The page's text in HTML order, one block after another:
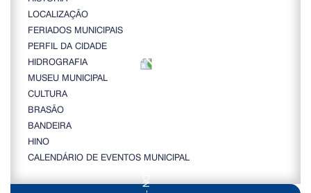
LOCALIZAÇÃO
FERIADOS MUNICIPAIS
PERFIL DA CIDADE
HIDROGRAFIA
MUSEU MUNICIPAL
CULTURA
BRASÃO
BANDEIRA
HINO
CALENDÁRIO DE EVENTOS MUNICIPAL